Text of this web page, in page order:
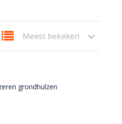
Meest bekeken
grondhulzen